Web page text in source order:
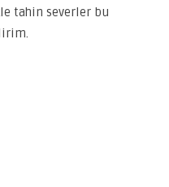
tahin severler bu